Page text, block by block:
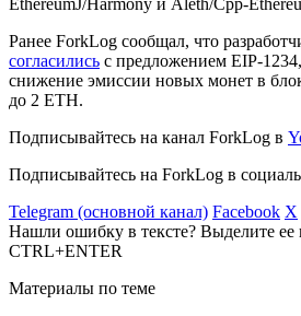
Ранее ForkLog сообщал, что
согласились с предложением EIP-
снижение эмиссии новых монет в
до 2 ETH.
Подписывайтесь на канал ForkLog в
Подписывайтесь на ForkLog в
Telegram (основной канал) Facebook X
Нашли ошибку в тексте? Выделите
CTRL+ENTER
Материалы по теме